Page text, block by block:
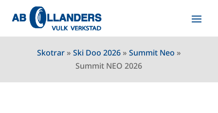
Skotrar» Ski Doo 2026» Summit Neo »
Summit NEO 2026